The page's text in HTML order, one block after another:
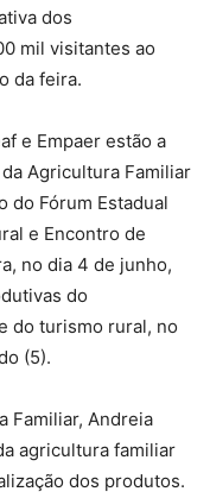
dos
mil visitantes ao
da feira.
e Empaer estão a
Agricultura Familiar
do Fórum Estadual
e Encontro de
no dia 4 de junho,
do
do turismo rural, no
(5).
Familiar, Andreia
agricultura familiar
dos produtos.